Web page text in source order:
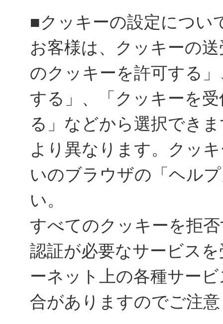
■クッキーの設定につい
お客様は、クッキーの
のクッキーを許可する
する」、「クッキーを
る」などから選択でき
より異なります。クッ
いのブラウザの「ヘル
い。
すべてのクッキーを拒
認証が必要なサービス
ーネット上の各種サー
合がありますのでご注